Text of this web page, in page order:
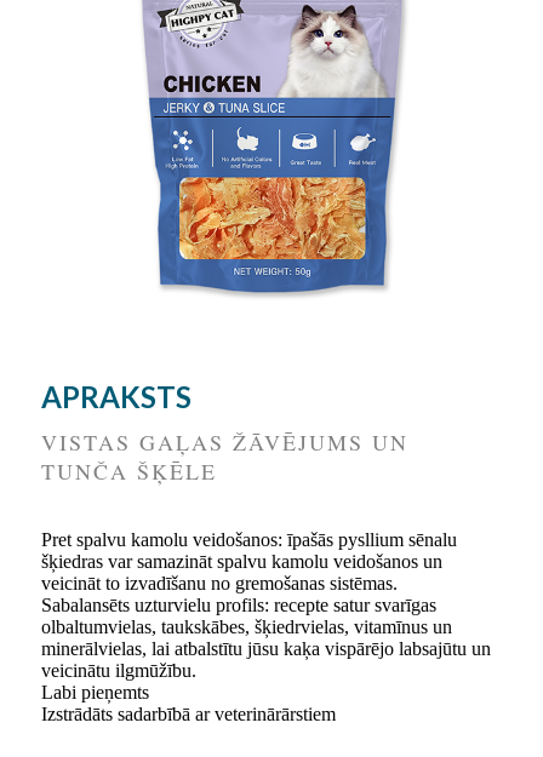
APRAKSTS
VISTAS GAĻAS ŽĀVĒJUMS UN
TUNČA ŠĶĒLE
Pret spalvu kamolu veidošanos: īpašās pysllium sēnalu
šķiedras var samazināt spalvu kamolu veidošanos un
veicināt to izvadīšanu no gremošanas sistēmas.
Sabalansēts uzturvielu profils: recepte satur svarīgas
olbaltumvielas, taukskābes, šķiedrvielas, vitamīnus un
minerālvielas, lai atbalstītu jūsu kaķa vispārējo labsajūtu un
veicinātu ilgmūžību.
Labi pieņemts
Izstrādāts sadarbībā ar veterinārārstiem